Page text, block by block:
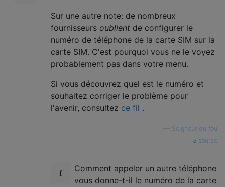
Sur une autre note: de nombreux
fournisseurs oublient de configurer le
numéro de téléphone de la carte SIM sur la
carte SIM. C'est pourquoi vous ne le voyez
probablement pas dans votre menu.
Si vous découvrez quel est le numéro et
souhaitez corriger le problème pour
l'avenir, consultez ce fil .
Seigneur du feu
source
Comment appeler un autre téléphone
vous donne-t-il le numéro de la carte